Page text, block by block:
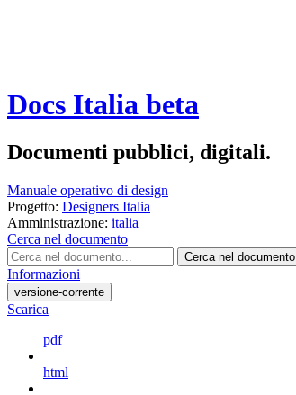
Docs Italia beta
Documenti pubblici, digitali.
Manuale operativo di design
Progetto: Designers Italia
Amministrazione: italia
Cerca nel documento
Cerca nel documento
Informazioni
versione-corrente
Scarica
pdf
html